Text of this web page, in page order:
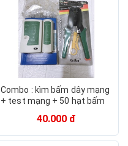
Combo : kìm bấm dây mạng
+ test mạng + 50 hạt bấm
40.000 đ